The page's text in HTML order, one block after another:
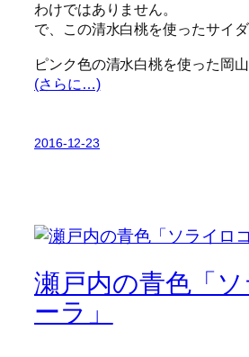
わけではありません。
で、この清水白桃を使ったサイダ
ピンク色の清水白桃を使った岡
(さらに…)
2016-12-23
瀬戸内の青色「
ーラ」